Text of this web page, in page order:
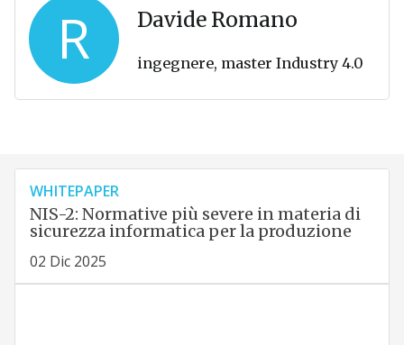
R Davide Romano
ingegnere, master Industry 4.0
WHITEPAPER
NIS-2: Normative più severe in materia di
sicurezza informatica per la produzione
02 Dic 2025